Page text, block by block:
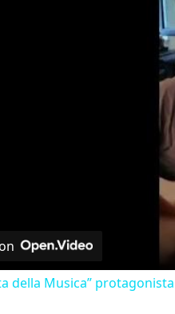
della Musica”